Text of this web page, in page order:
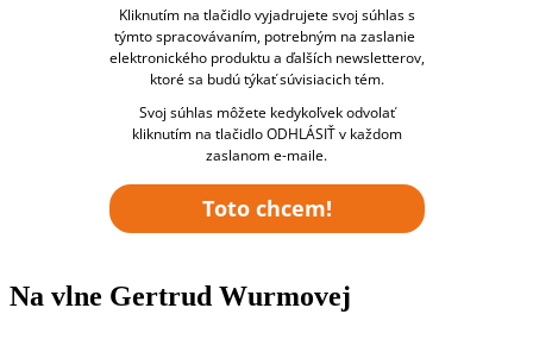
Kliknutím na tlačidlo vyjadrujete svoj súhlas s
týmto spracovávaním, potrebným na zaslanie
elektronického produktu a ďalších newsletterov,
ktoré sa budú týkať súvisiacich tém.
Svoj súhlas môžete kedykoľvek odvolať
kliknutím na tlačidlo ODHLÁSIŤ v každom
zaslanom e-maile.
Toto chcem!
Na vlne Gertrud Wurmovej